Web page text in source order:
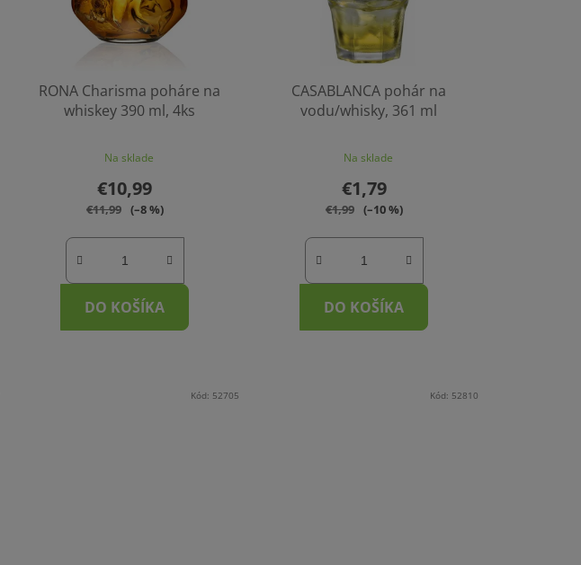
RONA Charisma poháre na
whiskey 390 ml, 4ks
Na sklade
€10,99
€11,99 (–8 %)
DO KOŠÍKA
CASABLANCA pohár na
vodu/whisky, 361 ml
Na sklade
€1,79
€1,99 (–10 %)
DO KOŠÍKA
Kód: 52705 Kód: 52810